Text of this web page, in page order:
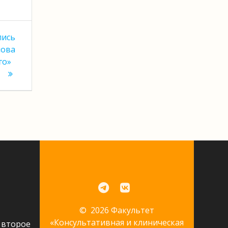
© 2026 Факультет
«Консультативная и клиническая